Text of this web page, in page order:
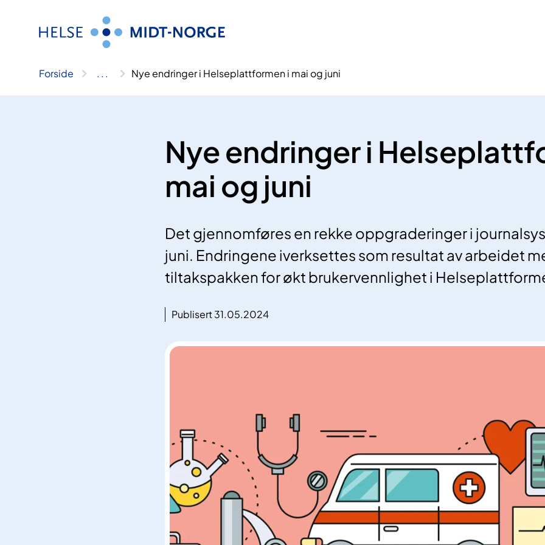
Forside .. . Nye endringer i Helseplattformen i mai og juni
Nye endringer i
mai og juni
Det gjennomføres en rekke oppgraderinger i
juni. Endringene iverksettes som resultat av arbeidet
tiltakspakken for økt brukervennlighet i
Publisert 31.05.2024